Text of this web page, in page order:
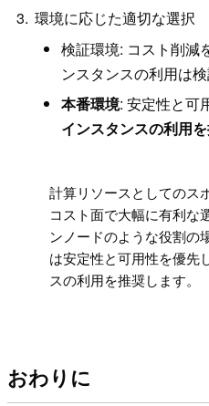
環境に応じた適切な選択
検証環境: コスト削減
ンスタンスの利用は
本番環境: 安定性と可
インスタンスの利用
計算リソースとしてのス
コスト面で大幅に有利な
ンノードのような役割の
は安定性と可用性を優先
スの利用を推奨します。
おわりに